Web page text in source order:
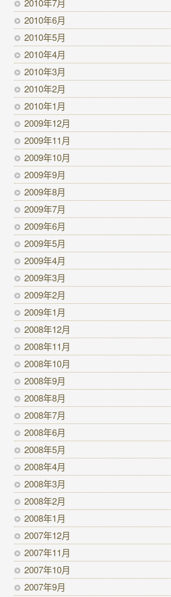
2010年7月
2010年6月
2010年5月
2010年4月
2010年3月
2010年2月
2010年1月
2009年12月
2009年11月
2009年10月
2009年9月
2009年8月
2009年7月
2009年6月
2009年5月
2009年4月
2009年3月
2009年2月
2009年1月
2008年12月
2008年11月
2008年10月
2008年9月
2008年8月
2008年7月
2008年6月
2008年5月
2008年4月
2008年3月
2008年2月
2008年1月
2007年12月
2007年11月
2007年10月
2007年9月